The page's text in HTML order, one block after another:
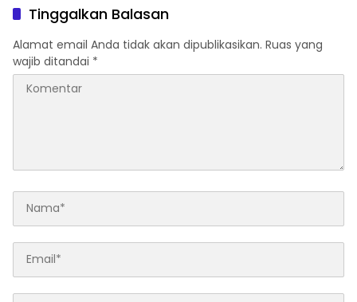
Tinggalkan Balasan
Alamat email Anda tidak akan dipublikasikan. Ruas yang
wajib ditandai *